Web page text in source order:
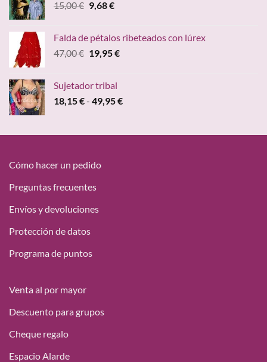
15,00 €.9,68 €.
15,00€ El
era:
15,00 €.
9,68€El
es:
9,68 €.
Falda de pétalos ribeteados con lúrex
47,00€ El
era:
47,00 €.
19,95€El
19,95 €.
Sujetador tribal
18,15€- 49,95€Rango
desde
Cómo hacer un pedido
Preguntas frecuentes
Envíos y devoluciones
Protección de datos
Programa de puntos
Venta al por mayor
Descuento para grupos
Cheque regalo
Espacio Alarde